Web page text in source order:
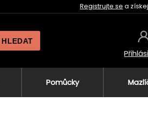
Registrujte se a
HLEDAT
Pomůcky